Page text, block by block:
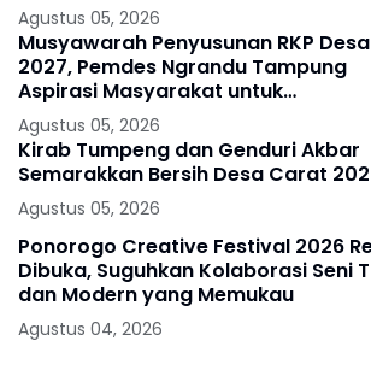
Agustus 05, 2026
Musyawarah Penyusunan RKP Desa
2027, Pemdes Ngrandu Tampung
Aspirasi Masyarakat untuk
Pembangunan Berkelanjutan
Agustus 05, 2026
Kirab Tumpeng dan Genduri Akbar
Semarakkan Bersih Desa Carat
Agustus 05, 2026
Ponorogo Creative Festival 2026
Dibuka, Suguhkan Kolaborasi Seni
dan Modern yang Memukau
Agustus 04, 2026